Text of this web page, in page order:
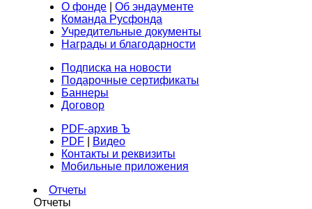
О фонде
Об эндаументе
Команда Русфонда
Учредительные документы
Награды и благодарности
Подписка на новости
Подарочные сертификаты
Баннеры
Договор
PDF-архив Ъ
PDF
Видео
Контакты и реквизиты
Мобильные приложения
Отчеты
Отчеты